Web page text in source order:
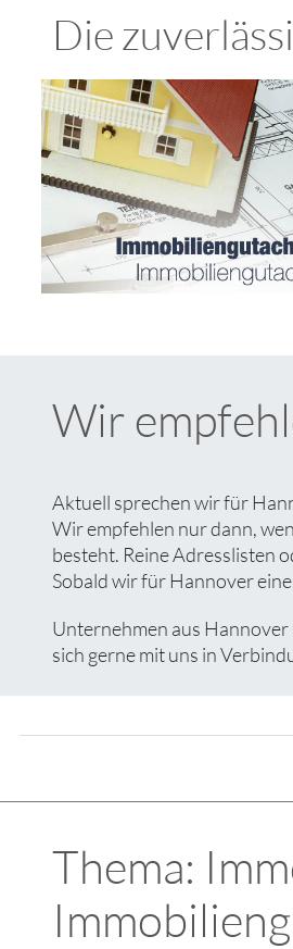
Die
Wir
Aktuell sprechen wir für
Wir empfehlen nur dann,
besteht. Reine Adresslisten
Sobald wir für Hannover
Unternehmen aus
sich gerne mit uns in
Thema: